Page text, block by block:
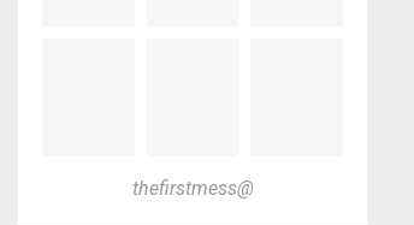
@thefirstmess